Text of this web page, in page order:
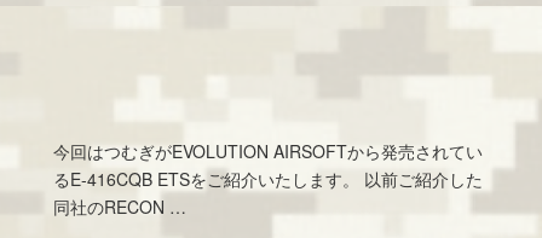
今回はつむぎがEVOLUTION AIRSOFTから発売されてい
るE-416CQB ETSをご紹介いたします。 以前ご紹介した
同社のRECON …